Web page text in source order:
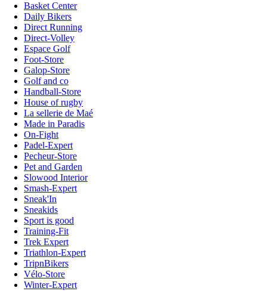
Basket Center
Daily Bikers
Direct Running
Direct-Volley
Espace Golf
Foot-Store
Galop-Store
Golf and co
Handball-Store
House of rugby
La sellerie de Maé
Made in Paradis
On-Fight
Padel-Expert
Pecheur-Store
Pet and Garden
Slowood Interior
Smash-Expert
Sneak'In
Sneakids
Sport is good
Training-Fit
Trek Expert
Triathlon-Expert
TripnBikers
Vélo-Store
Winter-Expert